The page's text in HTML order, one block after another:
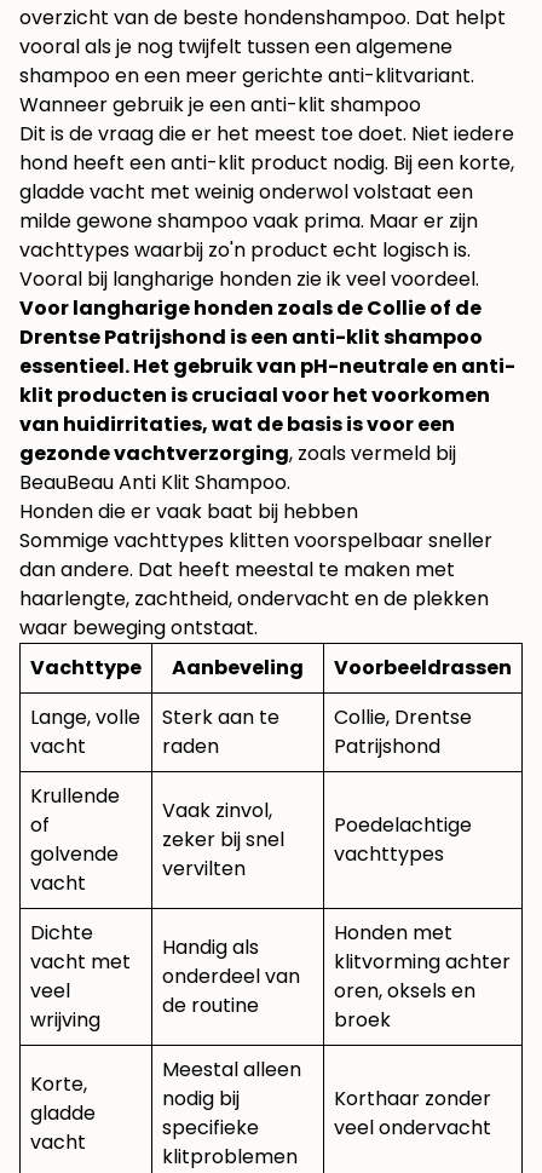
overzicht vande beste hondenshampoo. Dat helpt
vooral als je nog twijfelt tussen een algemene
shampoo en een meer gerichte anti-klitvariant.
Wanneer gebruik je een anti-klit shampoo
Dit is de vraag die er het meest toe doet. Niet iedere
hond heeft een anti-klit product nodig. Bij een korte,
gladde vacht met weinig onderwol volstaat een
milde gewone shampoo vaak prima. Maar er zijn
vachttypes waarbij zo'n product echt logisch is.
Vooral bij langharige honden zie ik veel voordeel.
Voor langharige honden zoals de Collie of de
Drentse Patrijshond is een anti-klit shampoo
essentieel. Het gebruik van pH-neutrale en anti-
klit producten is cruciaal voor het voorkomen
van huidirritaties, wat de basis is voor een
gezonde vachtverzorging, zoals vermeld bij
BeauBeau Anti Klit Shampoo.
Honden die er vaak baat bij hebben
Sommige vachttypes klitten voorspelbaar sneller
dan andere. Dat heeft meestal te maken met
haarlengte, zachtheid, ondervacht en de plekken
waar beweging ontstaat.
Vachttype
Aanbeveling
Voorbeeldrassen
Lange, volle
vacht
Sterk aan te
raden
Collie, Drentse
Patrijshond
Krullende
of
golvende
vacht
Vaak zinvol,
zeker bij snel
vervilten
Poedelachtige
vachttypes
Dichte
vacht met
veel
wrijving
Handig als
onderdeel van
de routine
Honden met
klitvorming achter
oren, oksels en
broek
Korte,
gladde
vacht
Meestal alleen
nodig bij
specifieke
klitproblemen
Korthaar zonder
veel ondervacht